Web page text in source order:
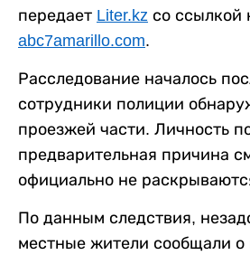
передает Liter.kz со ссылкой
abc7amarillo.com.
Расследование началось
сотрудники полиции
проезжей части. Личность
предварительная причина
официально не
По данным следствия,
местные жители сообщали о